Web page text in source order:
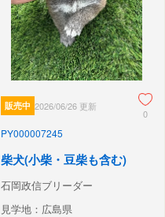
販売中 2026/06/26 更新
0
PY000007245
柴犬(小柴・豆柴も含む)
石岡政信ブリーダー
見学地：広島県